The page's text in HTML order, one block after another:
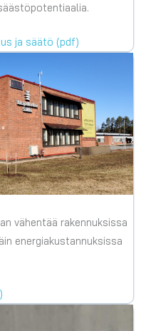
ja säätö (pdf)
vähentää rakennuksissa
energiakustannuksissa